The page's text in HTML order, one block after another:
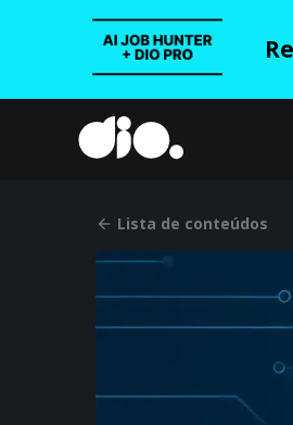
Lista de conteúdos